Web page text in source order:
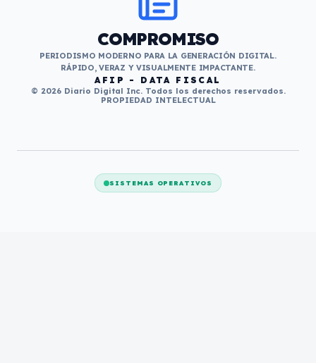
COMPROMISO
PERIODISMO MODERNO PARA LA GENERACIÓN DIGITAL.
RÁPIDO, VERAZ Y VISUALMENTE IMPACTANTE.
AFIP - DATA FISCAL
© 2026 Diario Digital Inc. Todos los derechos reservados.
PROPIEDAD INTELECTUAL
SISTEMAS OPERATIVOS